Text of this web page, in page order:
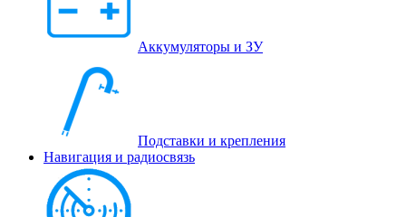
Аккумуляторы и ЗУ
Подставки и крепления
Навигация и радиосвязь